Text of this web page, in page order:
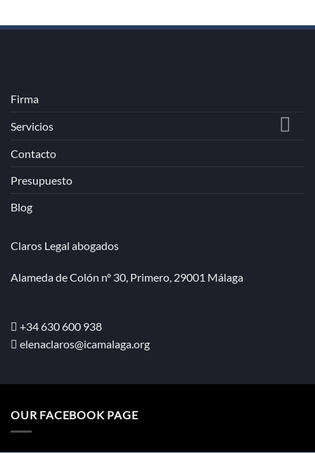
Firma
Servicios
Contacto
Presupuesto
Blog
Claros Legal abogados
Alameda de Colón nº 30, Primero, 29001 Málaga
+34 630 600 938
elenaclaros@icamalaga.org
OUR FACEBOOK PAGE